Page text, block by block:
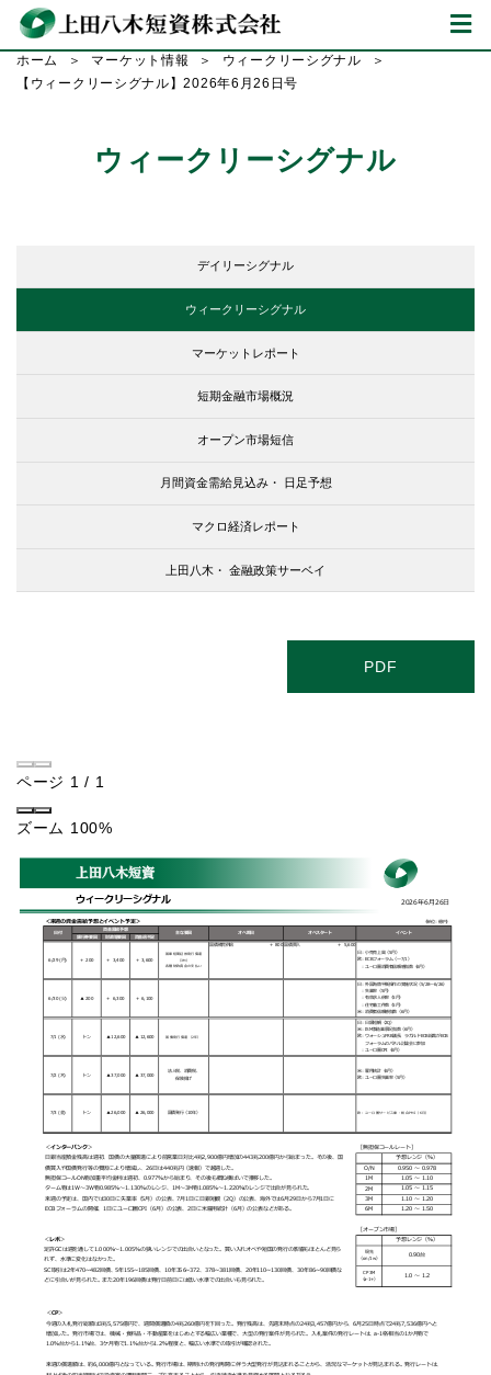
ホーム マーケット情報
ウィークリーシグナル
【ウィークリーシグナル】2026年6月26日号
ウィークリーシグナル
デイリーシグナル
ウィークリーシグナル
マーケットレポート
短期金融市場概況
オープン市場短信
月間資金需給見込み・ 日足予想
マクロ経済レポート
上田八木・ 金融政策サーベイ
PDF
ページ 1 / 1
ズーム 100%